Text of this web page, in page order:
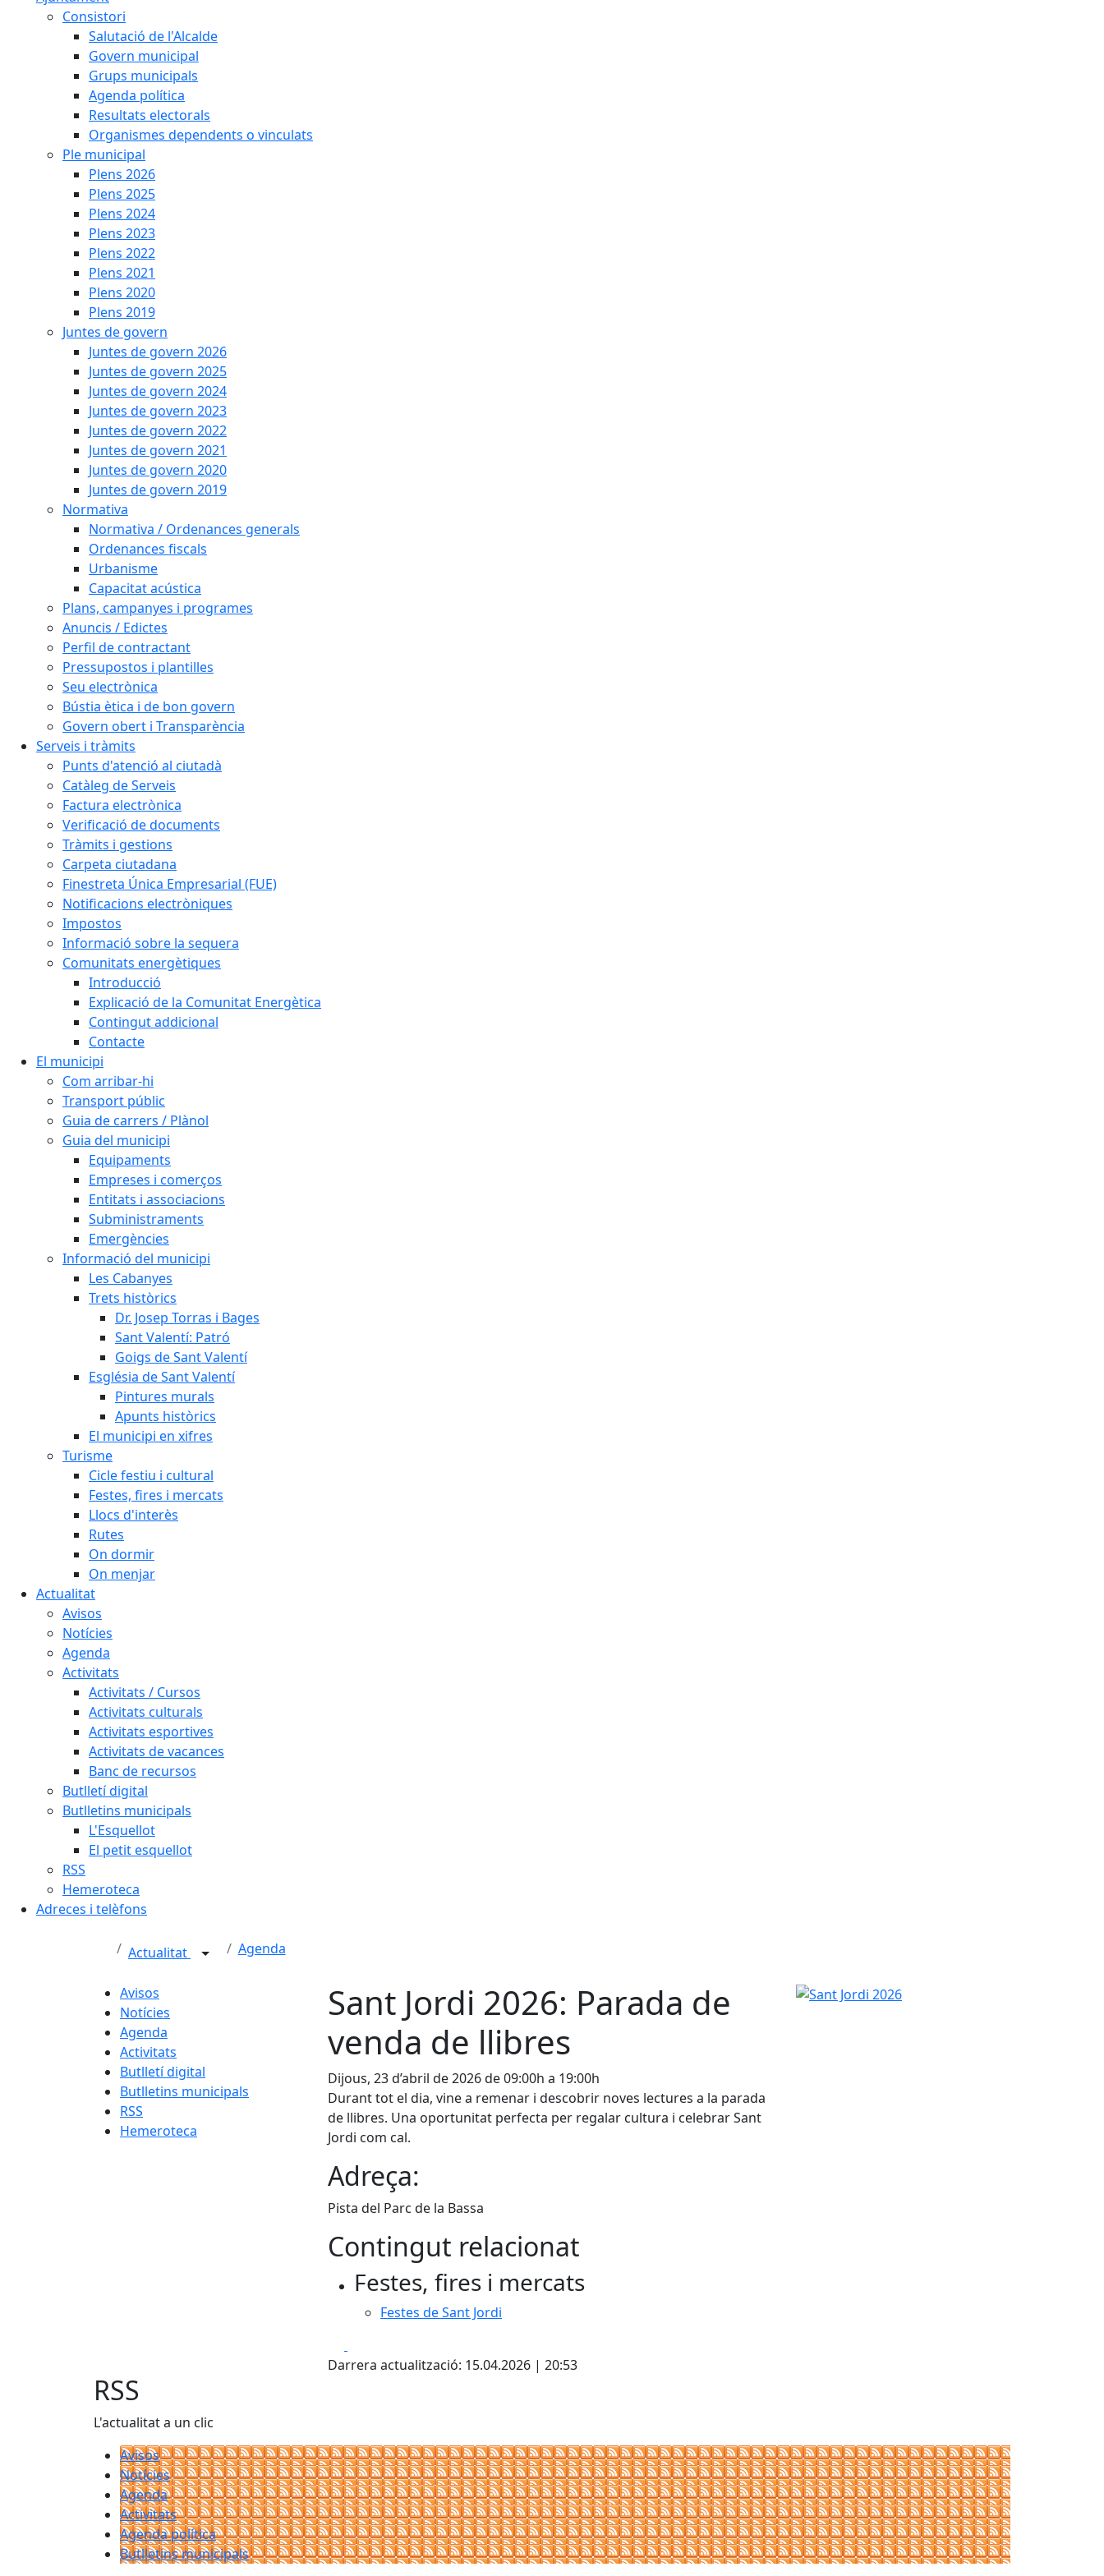
Consistori
Salutació de l'Alcalde
Govern municipal
Grups municipals
Agenda política
Resultats electorals
Organismes dependents o vinculats
Ple municipal
Plens 2026
Plens 2025
Plens 2024
Plens 2023
Plens 2022
Plens 2021
Plens 2020
Plens 2019
Juntes de govern
Juntes de govern 2026
Juntes de govern 2025
Juntes de govern 2024
Juntes de govern 2023
Juntes de govern 2022
Juntes de govern 2021
Juntes de govern 2020
Juntes de govern 2019
Normativa
Normativa / Ordenances generals
Ordenances fiscals
Urbanisme
Capacitat acústica
Plans, campanyes i programes
Anuncis / Edictes
Perfil de contractant
Pressupostos i plantilles
Seu electrònica
Bústia ètica i de bon govern
Govern obert i Transparència
Serveis i tràmits
Punts d'atenció al ciutadà
Catàleg de Serveis
Factura electrònica
Verificació de documents
Tràmits i gestions
Carpeta ciutadana
Finestreta Única Empresarial (FUE)
Notificacions electròniques
Impostos
Informació sobre la sequera
Comunitats energètiques
Introducció
Explicació de la Comunitat Energètica
Contingut addicional
Contacte
El municipi
Com arribar-hi
Transport públic
Guia de carrers / Plànol
Guia del municipi
Equipaments
Empreses i comerços
Entitats i associacions
Subministraments
Emergències
Informació del municipi
Les Cabanyes
Trets històrics
Dr. Josep Torras i Bages
Sant Valentí: Patró
Goigs de Sant Valentí
Església de Sant Valentí
Pintures murals
Apunts històrics
El municipi en xifres
Turisme
Cicle festiu i cultural
Festes, fires i mercats
Llocs d'interès
Rutes
On dormir
On menjar
Actualitat
Avisos
Notícies
Agenda
Activitats
Activitats / Cursos
Activitats culturals
Activitats esportives
Activitats de vacances
Banc de recursos
Butlletí digital
Butlletins municipals
L'Esquellot
El petit esquellot
RSS
Hemeroteca
Adreces i telèfons
Actualitat Agenda
Avisos
Notícies
Agenda
Activitats
Butlletí digital
Butlletins municipals
RSS
Hemeroteca
Sant Jordi 2026: Parada de
venda de llibres
Dijous, 23 d’abril de 2026 de 09:00h a 19:00h
Durant tot el dia, vine a remenar i descobrir noves lectures a la parada
de llibres. Una oportunitat perfecta per regalar cultura i celebrar Sant
Jordi com cal.
Adreça:
Pista del Parc de la Bassa
Contingut relacionat
Festes, fires i mercats
Festes de Sant Jordi
Darrera actualització: 15.04.2026 | 20:53
Sant Jordi 2026
RSS
L'actualitat a un clic
Avisos
Notícies
Agenda
Activitats
Agenda política
Butlletins municipals